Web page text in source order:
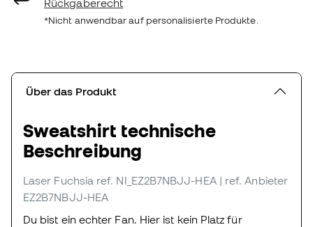
Rückgaberecht
*Nicht anwendbar auf personalisierte Produkte.
Über das Produkt
Sweatshirt technische
Beschreibung
Laser Fuchsia ref. NI_EZ2B7NBJJ-HEA | ref. Anbieter
EZ2B7NBJJ-HEA
Du bist ein echter Fan. Hier ist kein Platz für